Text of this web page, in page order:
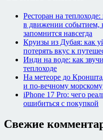
Ресторан на
в движении событием,
запомнится навсегда
Круизы из Дубая: как
потерять вкус к
Инди на воде: как
теплоходе
На метеоре до
и по-вечному морскому
iPhone 17 Pro: чего
ошибиться с покупкой
Свежие